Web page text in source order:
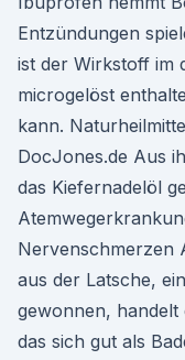
Entzündungen
ist der Wirkstoff im
microgelöst
kann.
DocJones.de Aus
das Kiefernadelöl
Nervenschmerzen
aus der Latsche,
gewonnen, handelt
das sich gut als